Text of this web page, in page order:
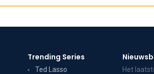
Trending Series
Ted Lasso
Het